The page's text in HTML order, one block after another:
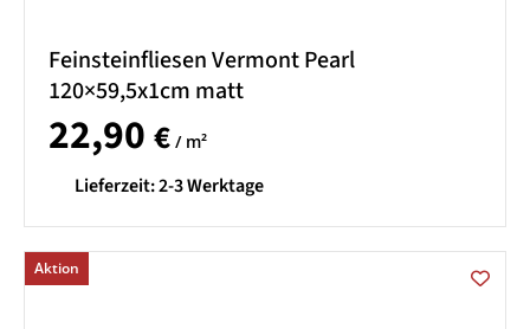
Feinsteinfliesen Vermont Pearl
120×59,5x1cm matt
22,90 € / m²
Lieferzeit:2-3 Werktage
Aktion